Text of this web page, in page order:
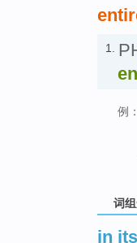
1.
例：
词
in